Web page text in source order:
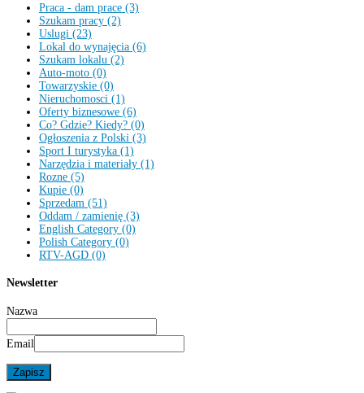
Praca - dam prace (3)
Szukam pracy (2)
Uslugi (23)
Lokal do wynajęcia (6)
Szukam lokalu (2)
Auto-moto (0)
Towarzyskie (0)
Nieruchomosci (1)
Oferty biznesowe (6)
Co? Gdzie? Kiedy? (0)
Ogłoszenia z Polski (3)
Sport I turystyka (1)
Narzędzia i materiały (1)
Rozne (5)
Kupie (0)
Sprzedam (51)
Oddam / zamienię (3)
English Category (0)
Polish Category (0)
RTV-AGD (0)
Newsletter
Nazwa
Email